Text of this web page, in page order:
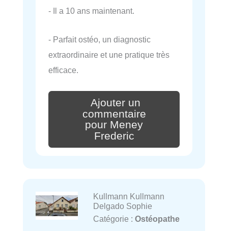
- Il a 10 ans maintenant.
- Parfait ostéo, un diagnostic
extraordinaire et une pratique très
efficace.
Ajouter un
commentaire
pour Meney
Frederic
Kullmann Kullmann
Delgado Sophie
Catégorie : Ostéopathe